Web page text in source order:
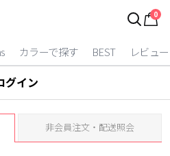
0
カラーで探す BEST レビュー
グイン
非会員注文・配送照会